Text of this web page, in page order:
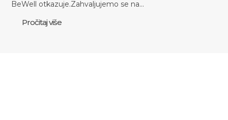
BeWell otkazuje.Zahvaljujemo se na…
Pročitaj više